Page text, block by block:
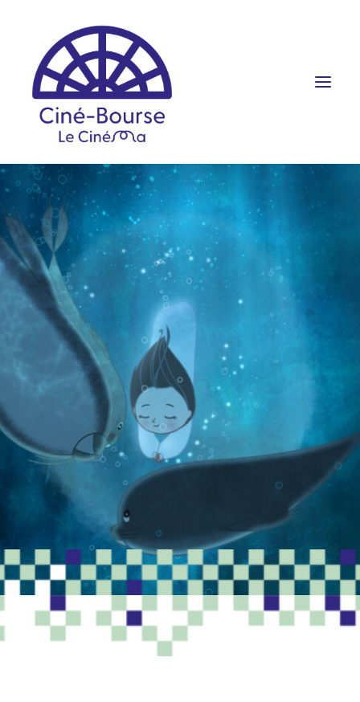
FILMS ET HORAIRES
ÉVÉNEMENTS
SCOLAIRES
PRATIQUE
RÉSERVATION
PROGRAMME